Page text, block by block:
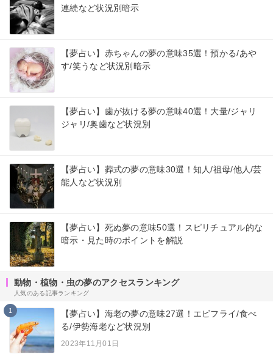
連続など状況別暗示
【夢占い】赤ちゃんの夢の意味35選！預かる/あや
す/笑うなど状況別暗示
【夢占い】歯が抜ける夢の意味40選！大量/ジャリ
ジャリ/奥歯など状況別
【夢占い】葬式の夢の意味30選！知人/祖母/他人/芸
能人など状況別
【夢占い】死ぬ夢の意味50選！スピリチュアル的な
暗示・見た時のポイントを解説
動物・植物・虫の夢のアクセスランキング
人気のある記事ランキング
1
【夢占い】海老の夢の意味27選！エビフライ/食べ
る/伊勢海老など状況別
2023年11月01日